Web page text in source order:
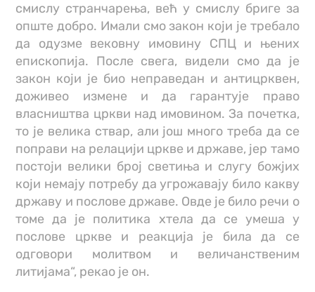
смислу странчарења, већ у смислу бриге за
опште добро. Имали смо закон који је требало
да одузме вековну имовину СПЦ и њених
епископија. После свега, видели смо да је
закон који је био неправедан и антицрквен,
доживео измене и да гарантује право
власништва цркви над имовином. За почетка,
то је велика ствар, али још много треба да се
поправи на релацији цркве и државе, јер тамо
постоји велики број светиња и слугу божјих
који немају потребу да угрожавају било какву
државу и послове државе. Овде је било речи о
томе да је политика хтела да се умеша у
послове цркве и реакција је била да се
одговори молитвом и величанственим
литијама“, рекао је он.